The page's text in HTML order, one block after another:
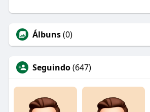
Álbuns(0)
Seguindo(647)